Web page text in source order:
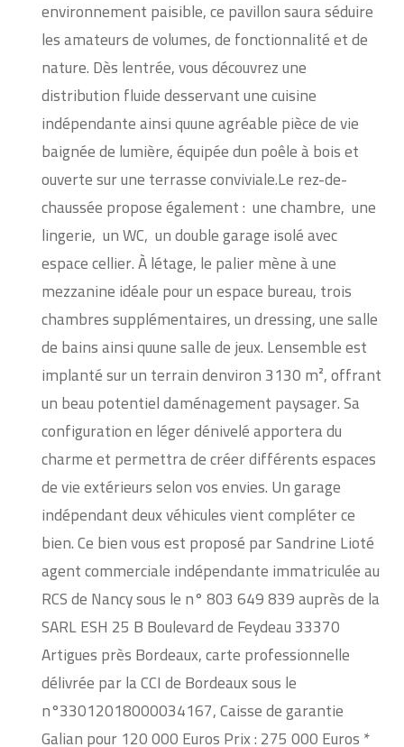
environnement paisible, ce pavillon saura séduire
les amateurs de volumes, de fonctionnalité et de
nature. Dès lentrée, vous découvrez une
distribution fluide desservant une cuisine
indépendante ainsi quune agréable pièce de vie
baignée de lumière, équipée dun poêle à bois et
ouverte sur une terrasse conviviale.Le rez-de-
chaussée propose également :  une chambre,  une
lingerie,  un WC,  un double garage isolé avec
espace cellier. À létage, le palier mène à une
mezzanine idéale pour un espace bureau, trois
chambres supplémentaires, un dressing, une salle
de bains ainsi quune salle de jeux. Lensemble est
implanté sur un terrain denviron 3130 m², offrant
un beau potentiel daménagement paysager. Sa
configuration en léger dénivelé apportera du
charme et permettra de créer différents espaces
de vie extérieurs selon vos envies. Un garage
indépendant deux véhicules vient compléter ce
bien. Ce bien vous est proposé par Sandrine Lioté
agent commerciale indépendante immatriculée au
RCS de Nancy sous le n° 803 649 839 auprès de la
SARL ESH 25 B Boulevard de Feydeau 33370
Artigues près Bordeaux, carte professionnelle
délivrée par la CCI de Bordeaux sous le
n°33012018000034167, Caisse de garantie
Galian pour 120 000 Euros Prix : 275 000 Euros *